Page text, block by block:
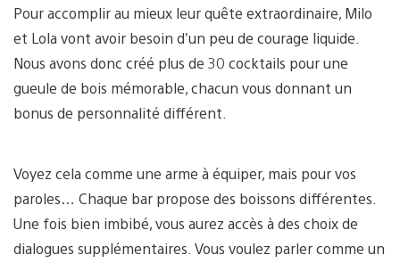
Pour accomplir au mieux leur quête extraordinaire, Milo
et Lola vont avoir besoin d’un peu de courage liquide.
Nous avons donc créé plus de 30 cocktails pour une
gueule de bois mémorable, chacun vous donnant un
bonus de personnalité différent.
Voyez cela comme une arme à équiper, mais pour vos
paroles… Chaque bar propose des boissons différentes.
Une fois bien imbibé, vous aurez accès à des choix de
dialogues supplémentaires. Vous voulez parler comme un